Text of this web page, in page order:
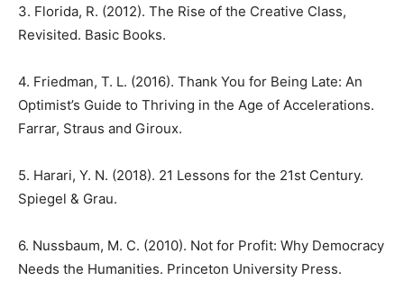
3. Florida, R. (2012). The Rise of the Creative Class,
Revisited. Basic Books.
4. Friedman, T. L. (2016). Thank You for Being Late: An
Optimist’s Guide to Thriving in the Age of Accelerations.
Farrar, Straus and Giroux.
5. Harari, Y. N. (2018). 21 Lessons for the 21st Century.
Spiegel & Grau.
6. Nussbaum, M. C. (2010). Not for Profit: Why Democracy
Needs the Humanities. Princeton University Press.